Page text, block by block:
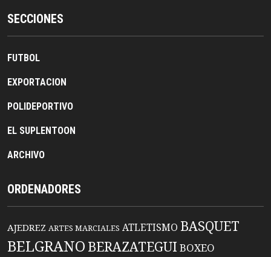
SECCIONES
FUTBOL
EXPORTACION
POLIDEPORTIVO
EL SUPLENTOON
ARCHIVO
ORDENADORES
AJEDREZ ARTES MARCIALES ATLETISMO BASQUET
BELGRANO BERAZATEGUIBOXEO